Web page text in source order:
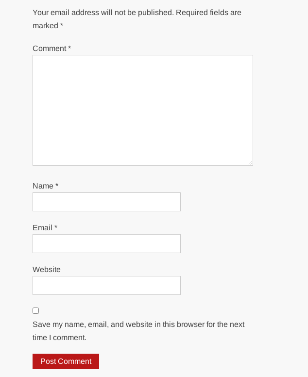
Your email address will not be published. Required fields are
marked*
Comment*
Name*
Email*
Website
Save my name, email, and website in this browser for the next
time I comment.